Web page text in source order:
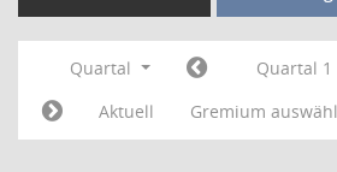
Quartal Quartal 1
Aktuell
Gremium